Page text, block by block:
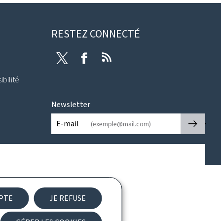
JE REFUSE
RESTEZ CONNECTÉ
Twitter Facebook
Newsletter
E-mail
🡒